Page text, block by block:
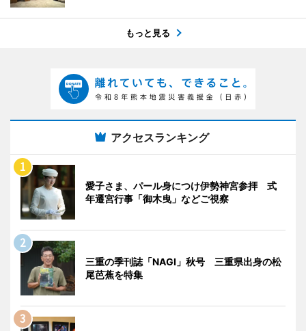
もっと見る
アクセスランキング
愛子さま、パール身につけ伊勢神宮参拝 式
年遷宮行事「御木曳」などご視察
三重の季刊誌「NAGI」秋号 三重県出身の松
尾芭蕉を特集